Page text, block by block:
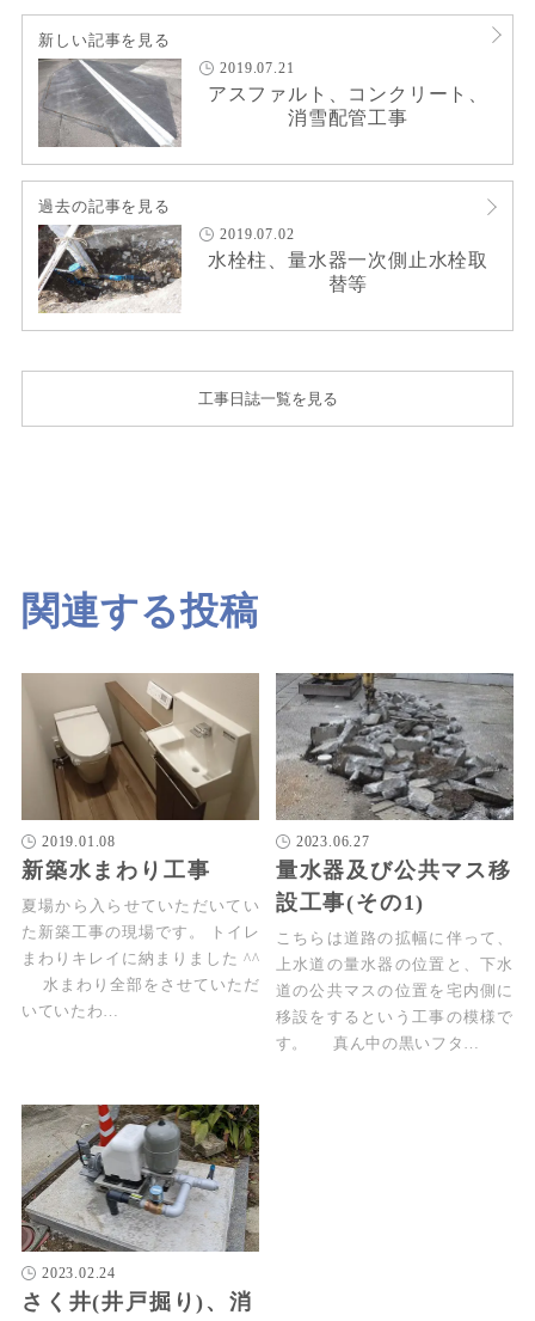
新しい記事を見る
2019.07.21
アスファルト、コンクリート、
消雪配管工事
過去の記事を見る
2019.07.02
水栓柱、量水器一次側止水栓取
替等
工事日誌一覧を見る
関連する投稿
2019.01.08
新築水まわり工事
夏場から入らせていただいてい
た新築工事の現場です。 トイレ
まわりキレイに納まりました ^^
水まわり全部をさせていただ
いていたわ…
2023.06.27
量水器及び公共マス移
設工事(その1)
こちらは道路の拡幅に伴って、
上水道の量水器の位置と、下水
道の公共マスの位置を宅内側に
移設をするという工事の模様で
す。 真ん中の黒いフタ…
2023.02.24
さく井(井戸掘り)、消